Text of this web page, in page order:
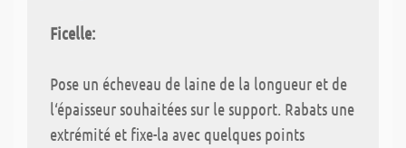
Ficelle:
Pose un écheveau de laine de la longueur et de
l‘épaisseur souhaitées sur le support. Rabats une
extrémité et fixe-la avec quelques points